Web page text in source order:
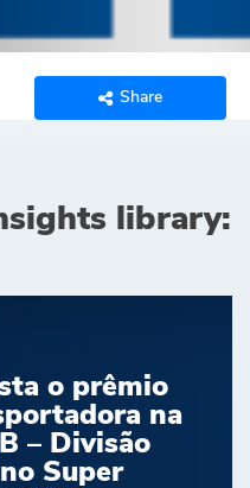
Share
library:
o prêmio
na
– Divisão
Super